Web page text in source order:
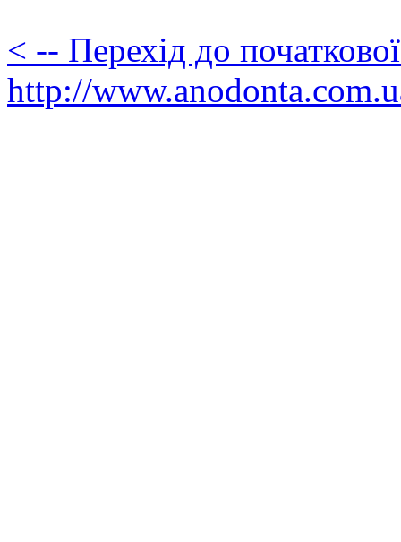
< -- Перехід до
http://